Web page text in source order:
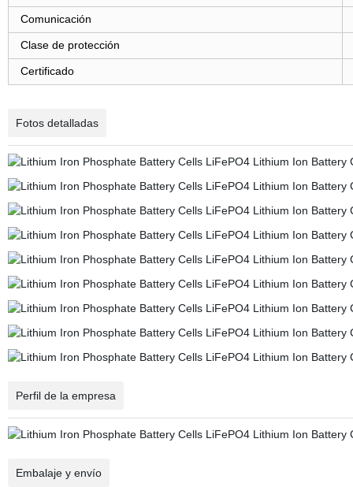
Comunicación
Clase de protección
Certificado
Fotos detalladas
Perfil de la empresa
Embalaje y envío